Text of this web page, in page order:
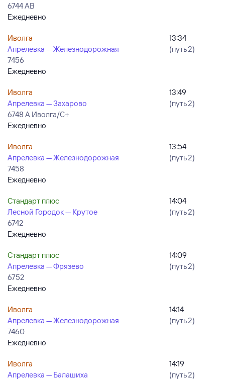
6744 АВ
Ежедневно
Иволга
Апрелевка — Железнодорожная
7456
Ежедневно
13:34
(путь 2)
Иволга
Апрелевка — Захарово
6748 А Иволга/С+
Ежедневно
13:49
(путь 2)
Иволга
Апрелевка — Железнодорожная
7458
Ежедневно
13:54
(путь 2)
Стандарт плюс
Лесной Городок — Крутое
6742
Ежедневно
14:04
(путь 2)
Стандарт плюс
Апрелевка — Фрязево
6752
Ежедневно
14:09
(путь 2)
Иволга
Апрелевка — Железнодорожная
7460
Ежедневно
14:14
(путь 2)
Иволга
Апрелевка — Балашиха
14:19
(путь 2)